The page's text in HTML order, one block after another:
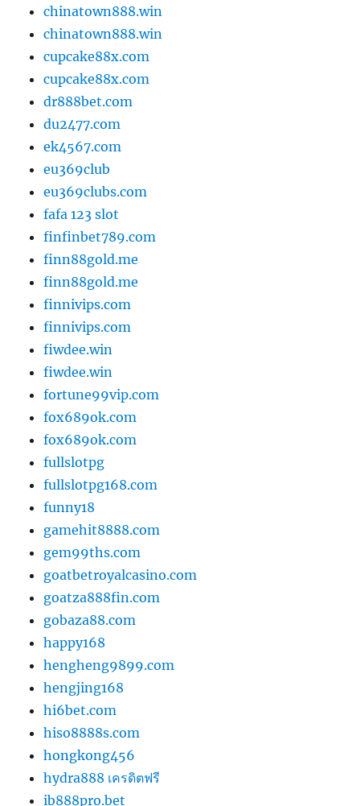
chinatown888.win
chinatown888.win
cupcake88x.com
cupcake88x.com
dr888bet.com
du2477.com
ek4567.com
eu369club
eu369clubs.com
fafa 123 slot
finfinbet789.com
finn88gold.me
finn88gold.me
finnivips.com
finnivips.com
fiwdee.win
fiwdee.win
fortune99vip.com
fox689ok.com
fox689ok.com
fullslotpg
fullslotpg168.com
funny18
gamehit8888.com
gem99ths.com
goatbetroyalcasino.com
goatza888fin.com
gobaza88.com
happy168
hengheng9899.com
hengjing168
hi6bet.com
hiso8888s.com
hongkong456
hydra888 เครดิตฟรี
ib888pro.bet